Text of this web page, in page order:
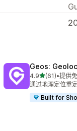
Geos:
4.9星（满分 5
(61)
总共 61 条评论
•提供
通过地理定位重
Built for